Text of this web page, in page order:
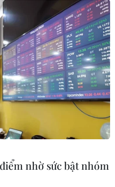
Sri Mulyani
giảm trong hoạt động
lực lên tăng trưởng
đề ra mục tiêu đạt tốc
trong năm nay./.
(TTXVN/Vietnam+)
nhờ sức bật nhóm